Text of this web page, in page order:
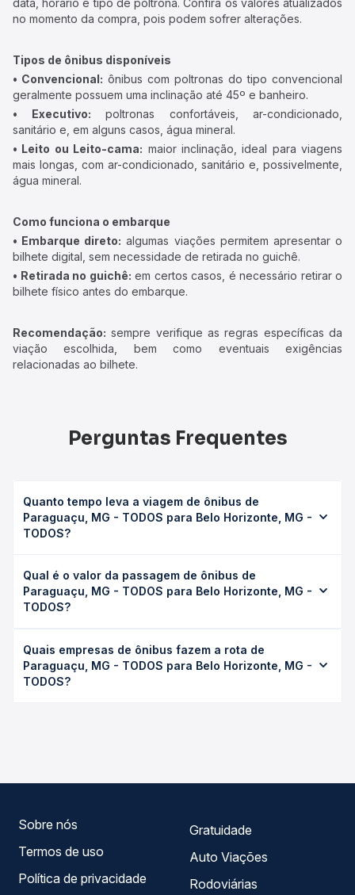
data, horário e tipo de poltrona. Confira os valores atualizados
no momento da compra, pois podem sofrer alterações.
Tipos de ônibus disponíveis
• Convencional: ônibus com poltronas do tipo convencional
geralmente possuem uma inclinação até 45º e banheiro.
• Executivo: poltronas confortáveis, ar-condicionado,
sanitário e, em alguns casos, água mineral.
• Leito ou Leito-cama: maior inclinação, ideal para viagens
mais longas, com ar-condicionado, sanitário e, possivelmente,
água mineral.
Como funciona o embarque
• Embarque direto: algumas viações permitem apresentar o
bilhete digital, sem necessidade de retirada no guichê.
• Retirada no guichê: em certos casos, é necessário retirar o
bilhete físico antes do embarque.
Recomendação: sempre verifique as regras específicas da
viação escolhida, bem como eventuais exigências
relacionadas ao bilhete.
Perguntas Frequentes
Quanto tempo leva a viagem de ônibus de
Paraguaçu, MG - TODOS para Belo Horizonte, MG -
TODOS?
Belo Horizonte, MG - TODOS leva em média 6h 30min,
podendo variar conforme a viação, o tipo de serviço
(convencional, executivo ou leito) e as condições de
desejada.
Qual é o valor da passagem de ônibus de
Paraguaçu, MG - TODOS para Belo Horizonte, MG -
TODOS?
TODOS para Belo Horizonte, MG - TODOS custa em média
R$ 242,50 e varia conforme a data da viagem, a empresa,
o tipo de poltrona e a antecedência da compra. Na Quero
Quais empresas de ônibus fazem a rota de
Paraguaçu, MG - TODOS para Belo Horizonte, MG -
TODOS?
Sobre nós
Termos de uso
Política de privacidade
Gratuidade
Auto Viações
Rodoviárias